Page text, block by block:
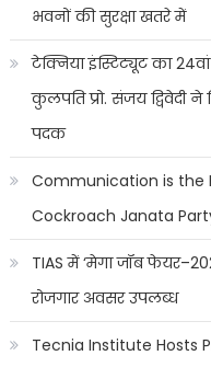
भवनों की सुरक्षा खतरे में
टेक्निया इंस्टिट्यूट का 24वां
कुलपति प्रो. संजय द्विवेदी ने
पदक
Communication is the
Cockroach Janata
TIAS में ‘मेगा जॉब
रोजगार अवसर उपलब्ध
Tecnia Institute Hosts